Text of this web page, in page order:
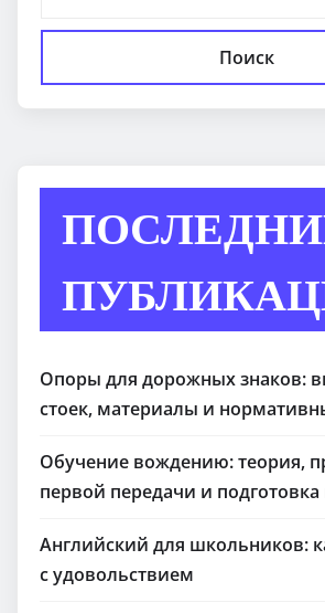
Поиск
Опоры для дорожных знаков:
стоек, материалы и
Обучение вождению: теория,
первой передачи и
Английский для школьников:
с удовольствием